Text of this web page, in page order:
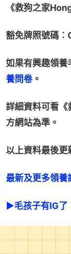
《救狗之家
豁免牌照號碼
如果有興趣領養
養問卷。
詳細資料可看《
方網站為準。
以上資料最後
最新及更多領養
►毛孩子有IG了